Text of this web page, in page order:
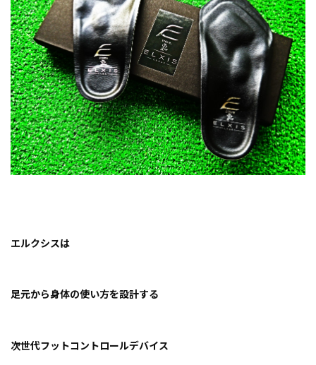
エルクシスは
足元から身体の使い方を設計する
次世代フットコントロールデバイス